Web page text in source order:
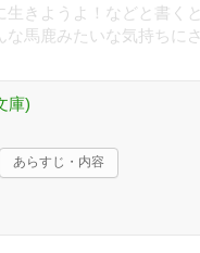
生きようよ！などと書く
な馬鹿みたいな気持ちに
庫)
あらすじ・内容